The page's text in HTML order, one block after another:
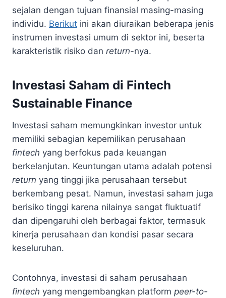
sejalan dengan tujuan finansial masing-masing
individu. Berikut ini akan diuraikan beberapa jenis
instrumen investasi umum di sektor ini, beserta
karakteristik risiko dan return-nya.
Investasi Saham di Fintech
Sustainable Finance
Investasi saham memungkinkan investor untuk
memiliki sebagian kepemilikan perusahaan
fintech yang berfokus pada keuangan
berkelanjutan. Keuntungan utama adalah potensi
return yang tinggi jika perusahaan tersebut
berkembang pesat. Namun, investasi saham juga
berisiko tinggi karena nilainya sangat fluktuatif
dan dipengaruhi oleh berbagai faktor, termasuk
kinerja perusahaan dan kondisi pasar secara
keseluruhan.
Contohnya, investasi di saham perusahaan
fintech yang mengembangkan platform peer-to-